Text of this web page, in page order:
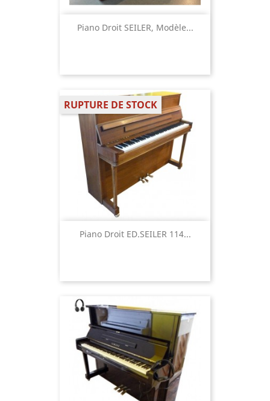
Piano Droit SEILER, Modèle...
Piano Droit ED.SEILER 114...
RUPTURE DE STOCK